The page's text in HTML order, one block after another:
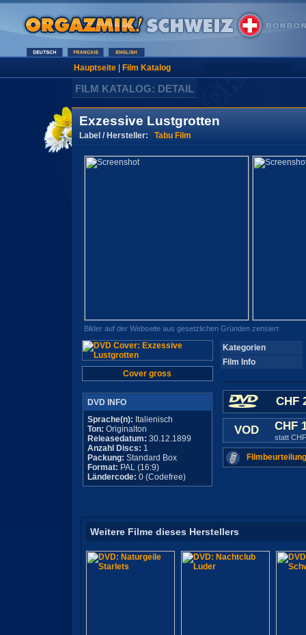
Hauptseite| Film Katalog
FILM KATALOG: DETAIL
Exzessive Lustgrotten
Label / Hersteller: Tabu Film
Bilder auf der Webseite aus gesetzlichen Gründen zensiert
Cover gross
DVD INFO
Sprache(n): Italienisch
Ton: Originalton
Releasedatum: 30.12.1899
Anzahl Discs: 1
Packung: Standard Box
Format: PAL (16:9)
Ländercode: 0 (Codefree)
Kategorien
Film Info
CHF
VOD CHF
statt
Weitere Filme dieses Herstellers